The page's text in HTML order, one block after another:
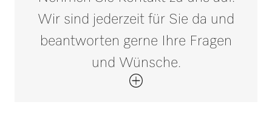
Außenmaß, Bruttotiefe in mm i
410
Nettogewicht in kg
Wir sind jederzeit für Sie da und
beantworten gerne Ihre Fragen
und Wünsche.